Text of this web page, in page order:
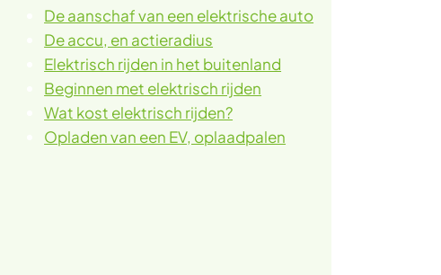
De aanschaf van een elektrische auto
De accu, en actieradius
Elektrisch rijden in het buitenland
Beginnen met elektrisch rijden
Wat kost elektrisch rijden?
Opladen van een EV, oplaadpalen